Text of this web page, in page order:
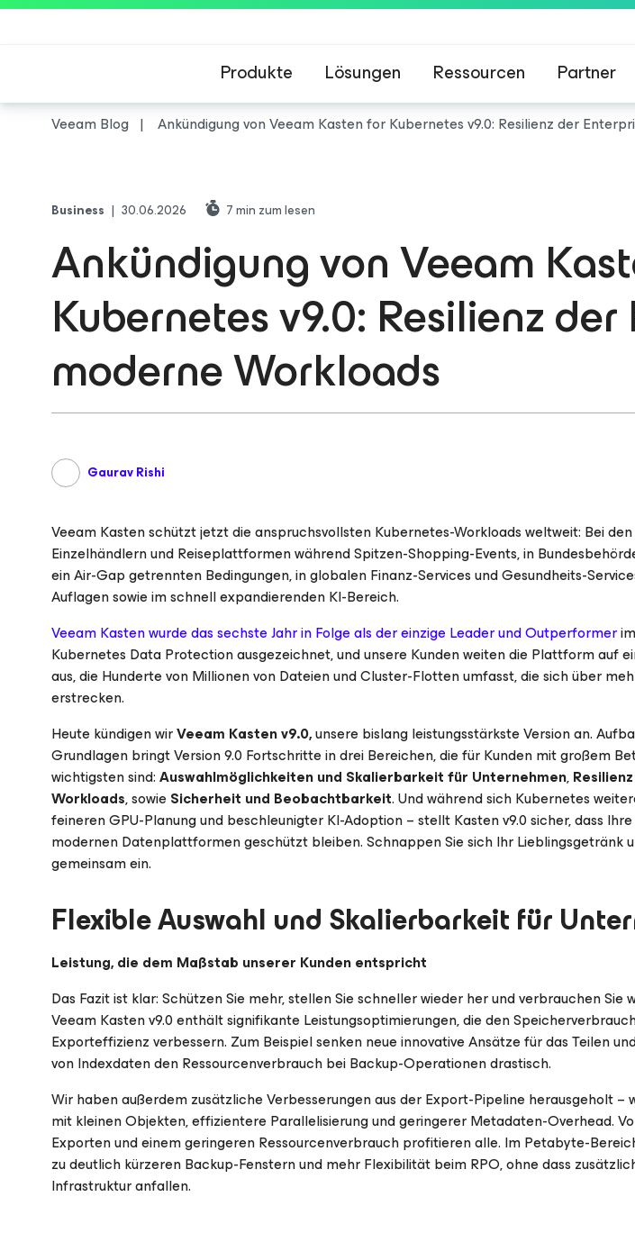
Produkte Lösungen Ressourcen Partner
Veeam Blog Ankündigung von Veeam Kasten for Kubernetes v9.0: Resilienz der
Business | 30.06.2026 7min zum lesen
Ankündigung von Veeam
Kubernetes v9.0: Resilienz
moderne Workloads
Gaurav Rishi
Veeam Kasten schützt jetzt die anspruchsvollsten Kubernetes-Workloads weltweit: Bei
Einzelhändlern und Reiseplattformen während Spitzen-Shopping-Events, in
ein Air-Gap getrennten Bedingungen, in globalen Finanz-Services und Gesundheits-
Auflagen sowie im schnell expandierenden KI-Bereich.
Veeam Kasten wurde das sechste Jahr in Folge als der einzige Leader und Outperformer
Kubernetes Data Protection ausgezeichnet, und unsere Kunden weiten die Plattform auf
aus, die Hunderte von Millionen von Dateien und Cluster-Flotten umfasst, die sich über
erstrecken.
Heute kündigen wirVeeam Kasten v9.0,unsere bislang leistungsstärkste Version an.
Grundlagen bringt Version 9.0 Fortschritte in drei Bereichen, die für Kunden mit großem
wichtigsten sind:Auswahlmöglichkeiten und Skalierbarkeit für Unternehmen,
Workloads, sowie Sicherheit und Beobachtbarkeit. Und während sich Kubernetes
feineren GPU-Planung und beschleunigter KI-Adoption – stellt Kasten v9.0 sicher, dass
modernen Datenplattformen geschützt bleiben. Schnappen Sie sich Ihr Lieblingsgetränk
gemeinsam ein.
Flexible Auswahl und Skalierbarkeit für
Leistung, die dem Maßstab unserer Kunden entspricht
Das Fazit ist klar: Schützen Sie mehr, stellen Sie schneller wieder her und verbrauchen Sie
Veeam Kasten v9.0 enthält signifikante Leistungsoptimierungen, die den
Exporteffizienz verbessern. Zum Beispiel senken neue innovative Ansätze für das Teilen
von Indexdaten den Ressourcenverbrauch bei Backup-Operationen drastisch.
Wir haben außerdem zusätzliche Verbesserungen aus der Export-Pipeline herausgeholt –
mit kleinen Objekten, effizientere Parallelisierung und geringerer Metadaten-Overhead.
Exporten und einem geringeren Ressourcenverbrauch profitieren alle. Im Petabyte-
zu deutlich kürzeren Backup-Fenstern und mehr Flexibilität beim RPO, ohne dass
Infrastruktur anfallen.